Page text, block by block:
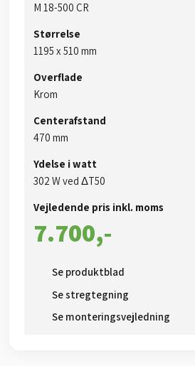
M 18-500 CR
Størrelse
1195 x 510 mm
Overflade
Krom
Centerafstand
​470 mm
Ydelse i watt
302 W ved ΔT50​
Vejledende pris inkl. moms​
7.700,-​
Se produktblad​
Se stregtegning
Se monteringsvejledning